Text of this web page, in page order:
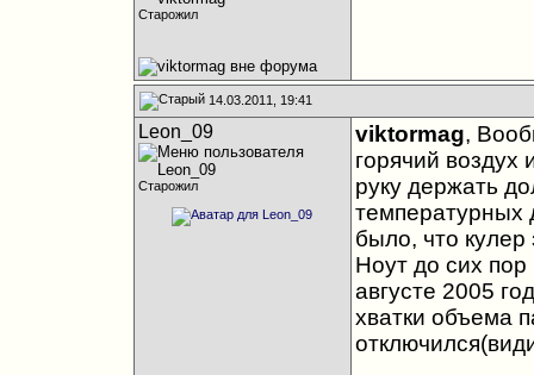
Старожил
14.03.2011, 19:41
Leon_09
Старожил
viktormag,
горячий воздух
руку держать
температурных
было, что кулер
Ноут до сих пор
августе 2005
хватки объема